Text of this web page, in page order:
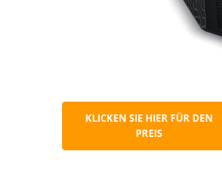
KLICKEN SIE HIER FÜR DEN
PREIS